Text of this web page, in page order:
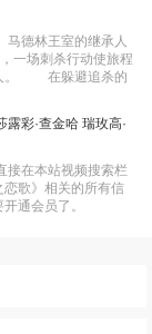
德林王室的继承人
一场刺杀行动使旅程
人。 在躲避追杀的
露彩·查金哈 瑞玫高·
接在本站视频搜索栏
歌》相关的所有信
通会员了。